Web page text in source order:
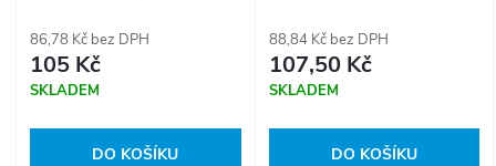
86,78 Kč bez DPH
105 Kč
SKLADEM
DO KOŠÍKU
88,84 Kč bez DPH
107,50 Kč
SKLADEM
DO KOŠÍKU